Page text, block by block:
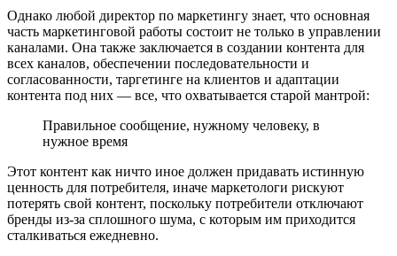
Однако любой директор по маркетингу знает, что основная
часть маркетинговой работы состоит не только в управлении
каналами. Она также заключается в создании контента для
всех каналов, обеспечении последовательности и
согласованности, таргетинге на клиентов и адаптации
контента под них — все, что охватывается старой мантрой:
Правильное сообщение, нужному человеку, в
нужное время
Этот контент как ничто иное должен придавать истинную
ценность для потребителя, иначе маркетологи рискуют
потерять свой контент, поскольку потребители отключают
бренды из-за сплошного шума, с которым им приходится
сталкиваться ежедневно.